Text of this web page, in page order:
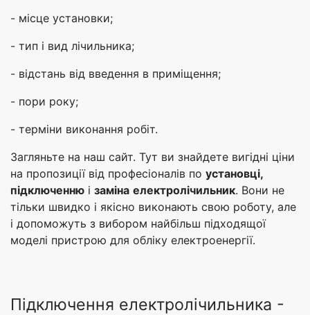
- місце установки;
- тип і вид лічильника;
- відстань від введення в приміщення;
- пори року;
- терміни виконання робіт.
Загляньте на наш сайт. Тут ви знайдете вигідні ціни
на пропозиції від професіоналів по установці,
підключенню і заміна електролічильник. Вони не
тільки швидко і якісно виконають свою роботу, але
і допоможуть з вибором найбільш підходящої
моделі пристрою для обліку електроенергії.
Підключення електролічильника -